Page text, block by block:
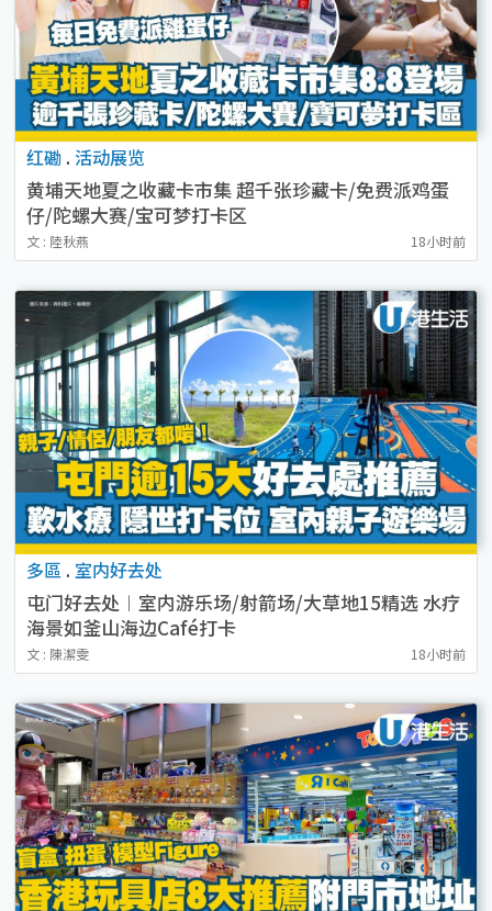
红磡 . 活动展览
黄埔天地夏之收藏卡市集 超千张珍藏卡/免费派鸡蛋
仔/陀螺大赛/宝可梦打卡区
文 : 陸秋燕 18小时前
多區 . 室内好去处
屯门好去处︱室内游乐场/射箭场/大草地15精选 水疗
海景如釜山海边Café打卡
文 : 陳潔雯 18小时前